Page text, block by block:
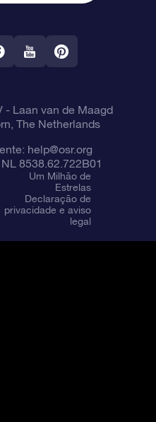
the stars
- Laan van de Maagd
The Netherlands
help@osr.org
8538.62.722B01
Um Milhão de
Estrelas
Declaração de
privacidade e aviso
legal